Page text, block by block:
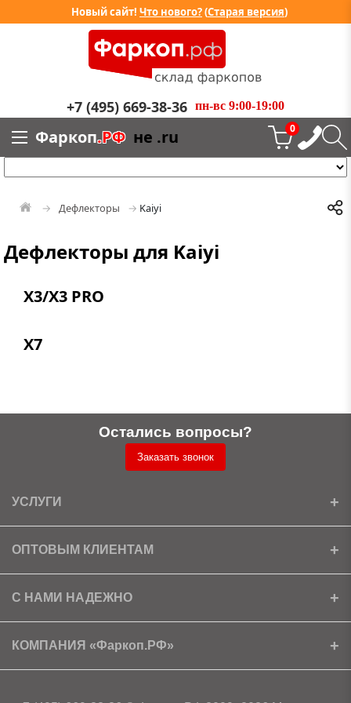
Новый сайт! Что нового?(Старая версия)
+7 (495) 669-38-36 пн-вс 9:00-19:00
Фаркоп.РФ не .ru 0
Дефлекторы Kaiyi
Дефлекторы для Kaiyi
X3/X3 PRO
X7
Остались вопросы?
Заказать звонок
УСЛУГИ
Установка
Доставка
ОПТОВЫМ КЛИЕНТАМ
Ищем партнеров
Скачать прайс
С НАМИ НАДЕЖНО
Сертификаты
Условия возврата
КОМПАНИЯ «Фаркоп.РФ»